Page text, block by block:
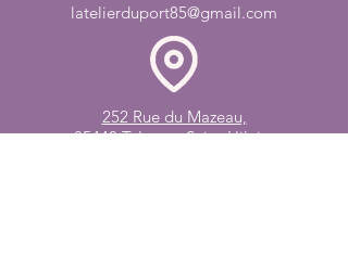
latelierduport85@gmail.com
252 Rue du Mazeau,
85440 Talmont-Saint-Hilaire